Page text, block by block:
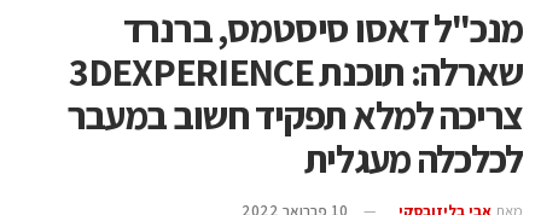
מנכ"ל דאסו סיסטמס, ברנרד
שארלה: תוכנת 3DEXPERIENCE
צריכה למלא תפקיד חשוב במעבר
לכלכלה מעגלית